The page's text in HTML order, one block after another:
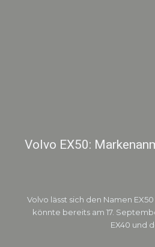
Volvo EX50:
Volvo lässt sich den Namen
könnte bereits am 17. September
EX40 und